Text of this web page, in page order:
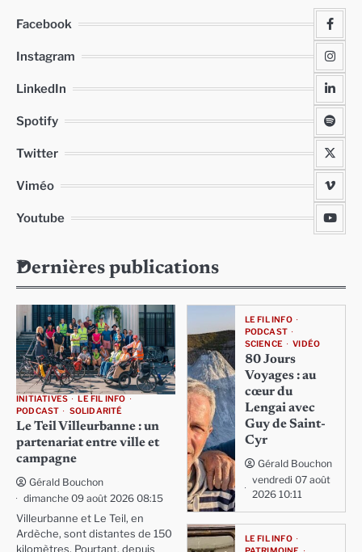
Facebook
Instagram
LinkedIn
Spotify
Twitter
Viméo
Youtube
Dernières publications
INITIATIVES
LE FIL INFO
PODCAST
SOLIDARITÉ
Le Teil Villeurbanne : un
partenariat entre ville et
campagne
Gérald Bouchon
dimanche 09 août 2026 08:15
Villeurbanne et Le Teil, en
Ardèche, sont distantes de 150
kilomètres. Pourtant, depuis
LE FIL INFO
PODCAST
SCIENCE
VIDÉO
80 Jours
Voyages : au
cœur du
Lengai avec
Guy de Saint-
Cyr
Gérald Bouchon
vendredi 07 août
2026 10:11
LE FIL INFO